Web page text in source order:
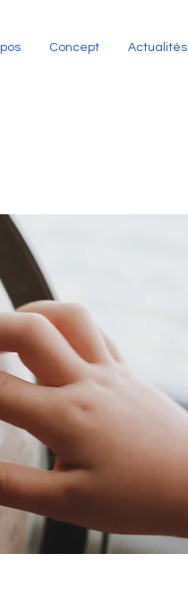
Concept Actualités